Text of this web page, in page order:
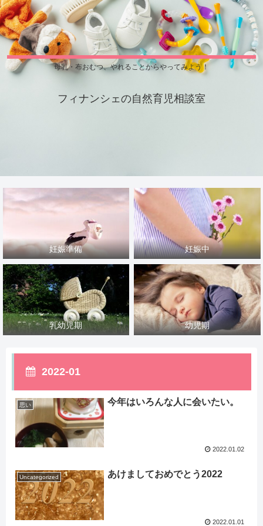
母乳・布おむつ、やれることからやってみよう！
フィナンシェの自然育児相談室
妊娠準備 妊娠中
乳幼児期 幼児期
2022-01
思い 今年はいろんな人に会いたい。
2022.01.02
Uncategorized あけましておめでとう2022
2022.01.01